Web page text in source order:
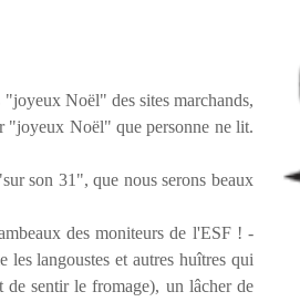
Noël" des sites marchands,
"joyeux Noël" que personne ne lit.
son 31", que nous serons beaux
des moniteurs de l'ESF ! -
langoustes et autres huîtres qui
sentir le fromage), un lâcher de